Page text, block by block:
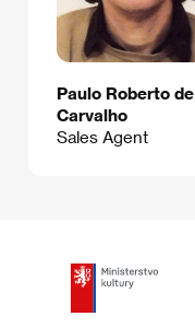
Paulo Roberto de
Carvalho
Sales Agent